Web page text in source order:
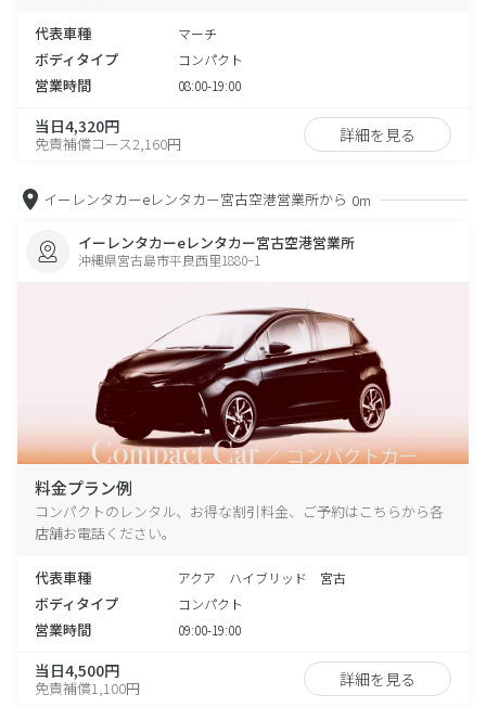
代表車種 マーチ
ボディタイプ コンパクト
営業時間 08:00-19:00
当日4,320円
免責補償コース2,160円 詳細を見る
イーレンタカーeレンタカー宮古空港営業所から 0m
イーレンタカーeレンタカー宮古空港営業所
沖縄県宮古島市平良西里1880−1
料金プラン例
コンパクトのレンタル、お得な割引料金、ご予約はこちらから各
店舗お電話ください。
代表車種 アクア ハイブリッド 宮古
ボディタイプ コンパクト
営業時間 09:00-19:00
当日4,500円
免責補償1,100円 詳細を見る